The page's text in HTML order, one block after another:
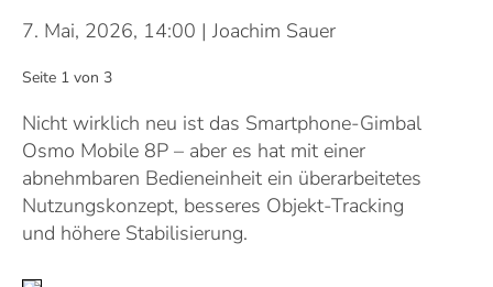
7. Mai, 2026, 14:00 | Joachim Sauer
Seite 1 von 3
Nicht wirklich neu ist das Smartphone-Gimbal
Osmo Mobile 8P – aber es hat mit einer
abnehmbaren Bedieneinheit ein überarbeitetes
Nutzungskonzept, besseres Objekt-Tracking
und höhere Stabilisierung.